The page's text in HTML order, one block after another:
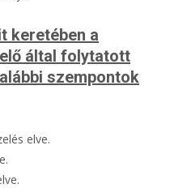
keretében a
által folytatott
szempontok
elve.